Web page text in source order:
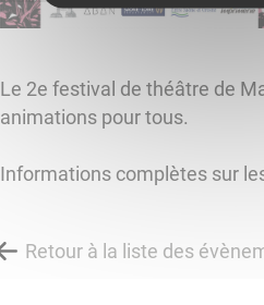
Le 2e festival de théâtre de
animations pour tous.
Informations complètes sur
Retour à la liste des